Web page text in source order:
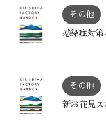
その他
感染症対
その他
新お花見